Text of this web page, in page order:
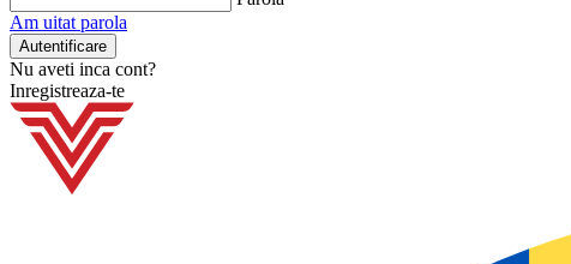
Am uitat parola
Nu aveti inca cont?
Inregistreaza-te